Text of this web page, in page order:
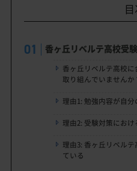
香ヶ丘リベルテ高校受
香ヶ丘リベルテ高校
取り組んでいませんか
理由1: 勉強内容が自
理由2: 受験対策にお
理由3: 香ヶ丘リベル
ている